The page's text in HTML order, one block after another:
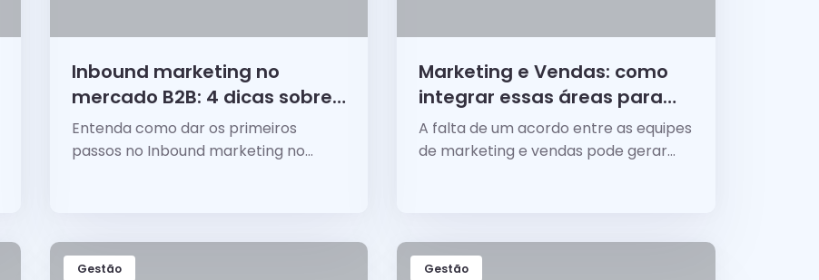
Inbound marketing no
mercado B2B: 4 dicas sobre
como começar!
Entenda como dar os primeiros
passos no Inbound marketing no
Marketing e Vendas: como
integrar essas áreas para
vender mais
A falta de um acordo entre as equipes
de marketing e vendas pode gerar
Gestão Gestão